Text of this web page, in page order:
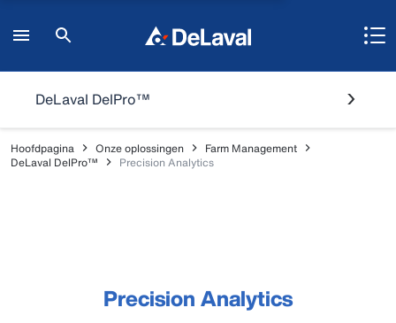
DeLaval DelPro™
Hoofdpagina Onze oplossingen
Farm Management
DeLaval DelPro™
Precision Analytics
Precision Analytics